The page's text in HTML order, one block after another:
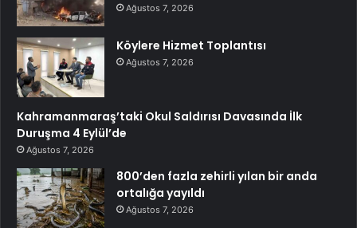
Ağustos 7, 2026
Köylere Hizmet Toplantısı
Ağustos 7, 2026
Kahramanmaraş’taki Okul Saldırısı Davasında İlk
Duruşma 4 Eylül’de
Ağustos 7, 2026
800’den fazla zehirli yılan bir anda
ortalığa yayıldı
Ağustos 7, 2026